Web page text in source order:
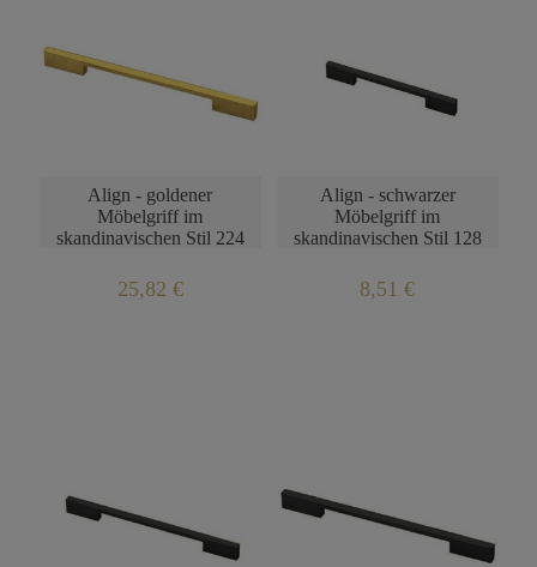
Align - goldener
Möbelgriff im
skandinavischen Stil 224
25,82 €
Align - schwarzer
Möbelgriff im
skandinavischen Stil 128
8,51 €